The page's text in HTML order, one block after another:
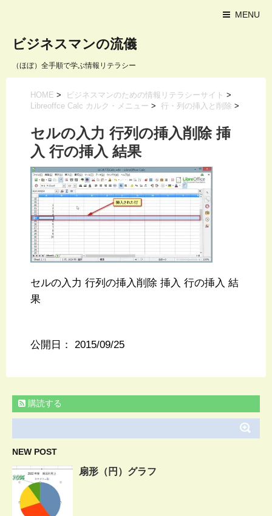
MENU
ビジネスマンの流儀
（ほぼ）全手順で学ぶ情報リテラシー
HOME > ビジネスマンのための情報リテラシーサイト >
Libreoffce Calc カルク・メニュー > 行・列の挿入と削除 >
セルの入力 行列の挿入削除 挿
入 行の挿入 結果
セルの入力 行列の挿入削除 挿入 行の挿入 結
果
公開日： 2015/09/25
購読する
NEW POST
扇形（円）グラフ